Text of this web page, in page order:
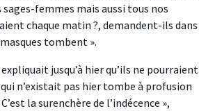
femmes mais aussi tous nos
chaque matin ?, demandent-ils dans
tombent ».
jusqu’à hier qu’ils ne pourraient
n’existait pas hier tombe à profusion
la surenchère de l’indécence »,